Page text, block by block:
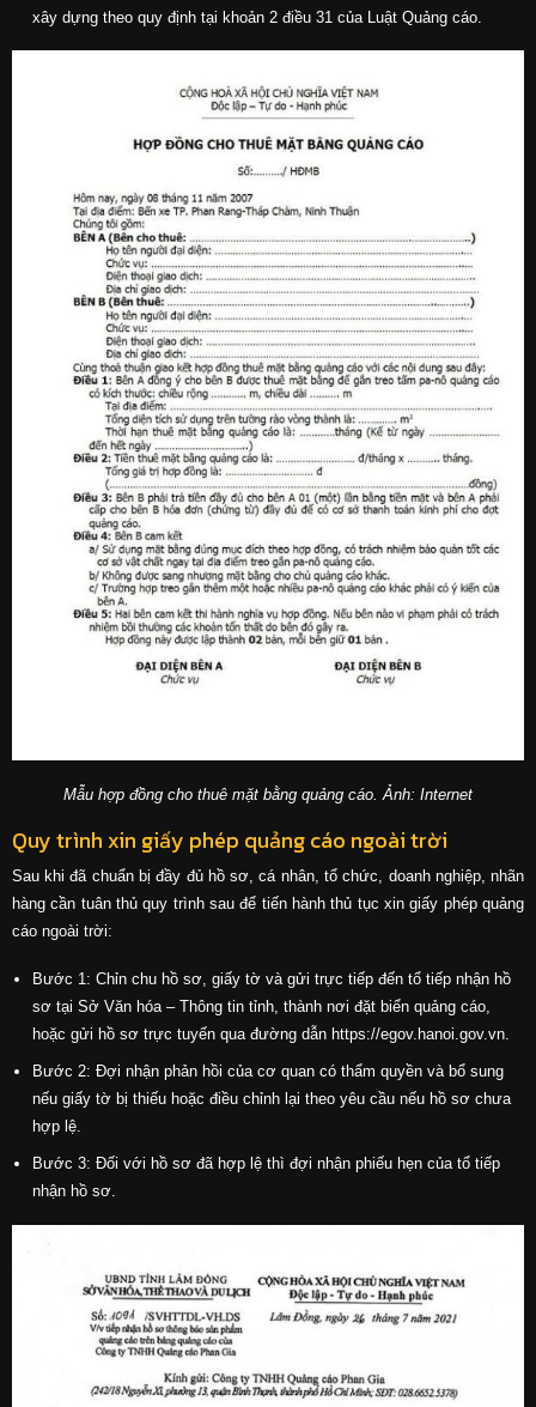
xây dựng theo quy định tại khoản 2 điều 31 của Luật Quảng cáo.
Mẫu hợp đồng cho thuê mặt bằng quảng cáo. Ảnh: Internet
Quy trình xin giấy phép quảng cáo ngoài trời
Sau khi đã chuẩn bị đầy đủ hồ sơ, cá nhân, tổ chức, doanh nghiệp, nhãn
hàng cần tuân thủ quy trình sau để tiến hành thủ tục xin giấy phép quảng
cáo ngoài trời:
Bước 1: Chỉn chu hồ sơ, giấy tờ và gửi trực tiếp đến tổ tiếp nhận hồ
sơ tại Sở Văn hóa – Thông tin tỉnh, thành nơi đặt biển quảng cáo,
hoặc gửi hồ sơ trực tuyến qua đường dẫn https://egov.hanoi.gov.vn.
Bước 2: Đợi nhận phản hồi của cơ quan có thẩm quyền và bổ sung
nếu giấy tờ bị thiếu hoặc điều chỉnh lại theo yêu cầu nếu hồ sơ chưa
hợp lệ.
Bước 3: Đối với hồ sơ đã hợp lệ thì đợi nhận phiếu hẹn của tổ tiếp
nhận hồ sơ.